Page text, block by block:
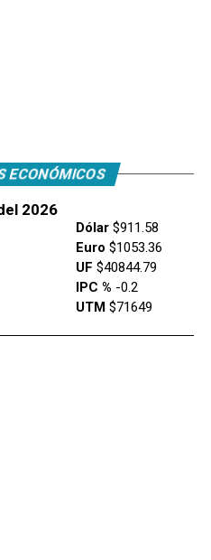
ECONÓMICOS
2026
Dólar$911.58
Euro $1053.36
UF $40844.79
IPC % -0.2
UTM$71649